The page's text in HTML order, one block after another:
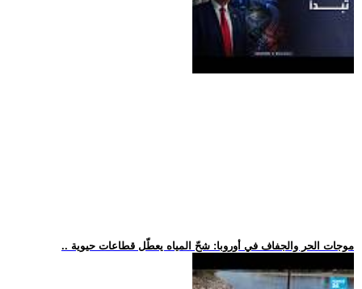
.. موجات الحر والجفاف في أوروبا: شحّ المياه يعطّل قطاعات حيوية